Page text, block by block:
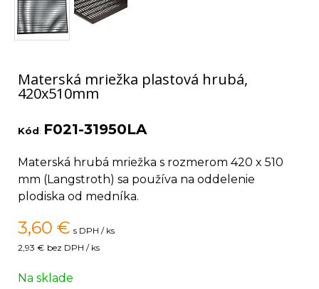
Materská mriežka plastová hrubá,
420x510mm
Kód: F021-31950LA
Materská hrubá mriežka s rozmerom 420 x 510
mm (Langstroth) sa používa na oddelenie
plodiska od medníka.
3,60 € s DPH / ks
2,93 € bez DPH / ks
Na sklade